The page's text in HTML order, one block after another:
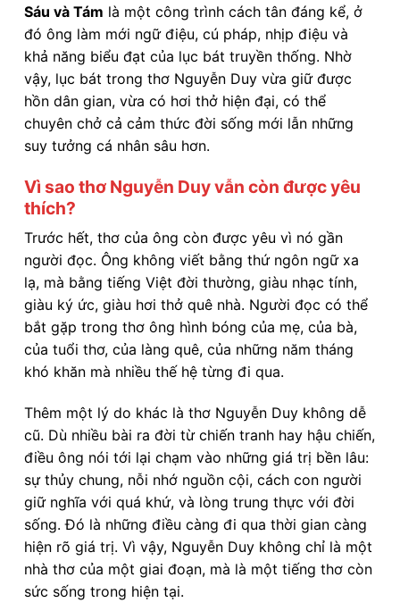
Sáu và Tám là một công trình cách tân đáng kể, ở
đó ông làm mới ngữ điệu, cú pháp, nhịp điệu và
khả năng biểu đạt của lục bát truyền thống. Nhờ
vậy, lục bát trong thơ Nguyễn Duy vừa giữ được
hồn dân gian, vừa có hơi thở hiện đại, có thể
chuyên chở cả cảm thức đời sống mới lẫn những
suy tưởng cá nhân sâu hơn.
Vì sao thơ Nguyễn Duy vẫn còn được yêu
thích?
Trước hết, thơ của ông còn được yêu vì nó gần
người đọc. Ông không viết bằng thứ ngôn ngữ xa
lạ, mà bằng tiếng Việt đời thường, giàu nhạc tính,
giàu ký ức, giàu hơi thở quê nhà. Người đọc có thể
bắt gặp trong thơ ông hình bóng của mẹ, của bà,
của tuổi thơ, của làng quê, của những năm tháng
khó khăn mà nhiều thế hệ từng đi qua.
Thêm một lý do khác là thơ Nguyễn Duy không dễ
cũ. Dù nhiều bài ra đời từ chiến tranh hay hậu chiến,
điều ông nói tới lại chạm vào những giá trị bền lâu:
sự thủy chung, nỗi nhớ nguồn cội, cách con người
giữ nghĩa với quá khứ, và lòng trung thực với đời
sống. Đó là những điều càng đi qua thời gian càng
hiện rõ giá trị. Vì vậy, Nguyễn Duy không chỉ là một
nhà thơ của một giai đoạn, mà là một tiếng thơ còn
sức sống trong hiện tại.